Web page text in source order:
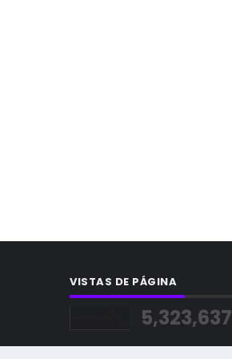
VISTAS DE PÁGINA
5,323,637